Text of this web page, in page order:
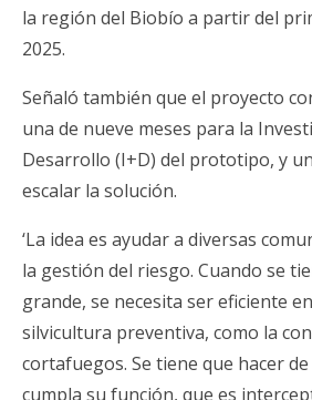
la región del Biobío a partir del
2025.
Señaló también que el proyecto
una de nueve meses para la
Desarrollo (I+D) del prototipo, y
escalar la solución.
‘La idea es ayudar a diversas
la gestión del riesgo. Cuando se
grande, se necesita ser eficiente
silvicultura preventiva, como la
cortafuegos. Se tiene que hacer
cumpla su función, que es